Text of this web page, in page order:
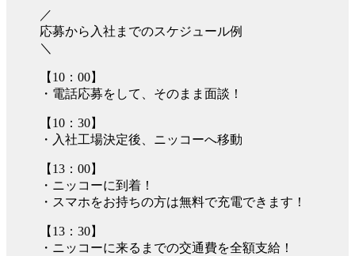
／
応募から入社までのスケジュール例
＼
【10：00】
・電話応募をして、そのまま面談！
【10：30】
・入社工場決定後、ニッコーへ移動
【13：00】
・ニッコーに到着！
・スマホをお持ちの方は無料で充電できます！
【13：30】
・ニッコーに来るまでの交通費を全額支給！